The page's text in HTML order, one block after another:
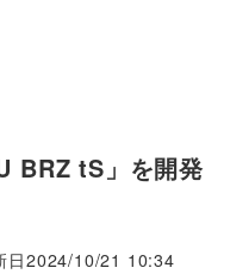
BRZ tS」を開発
日2024/10/21 10:34